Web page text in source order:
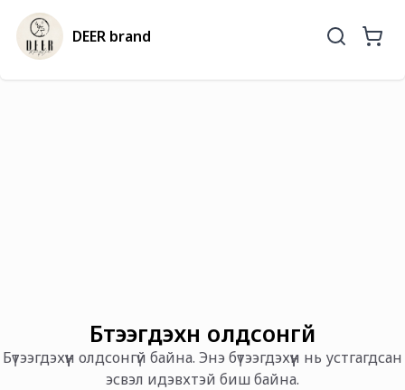
DEER brand
Бүтээгдэхүүн олдсонгүй
Бүтээгдэхүүн олдсонгүй байна. Энэ бүтээгдэхүүн нь устгагдсан
эсвэл идэвхтэй биш байна.